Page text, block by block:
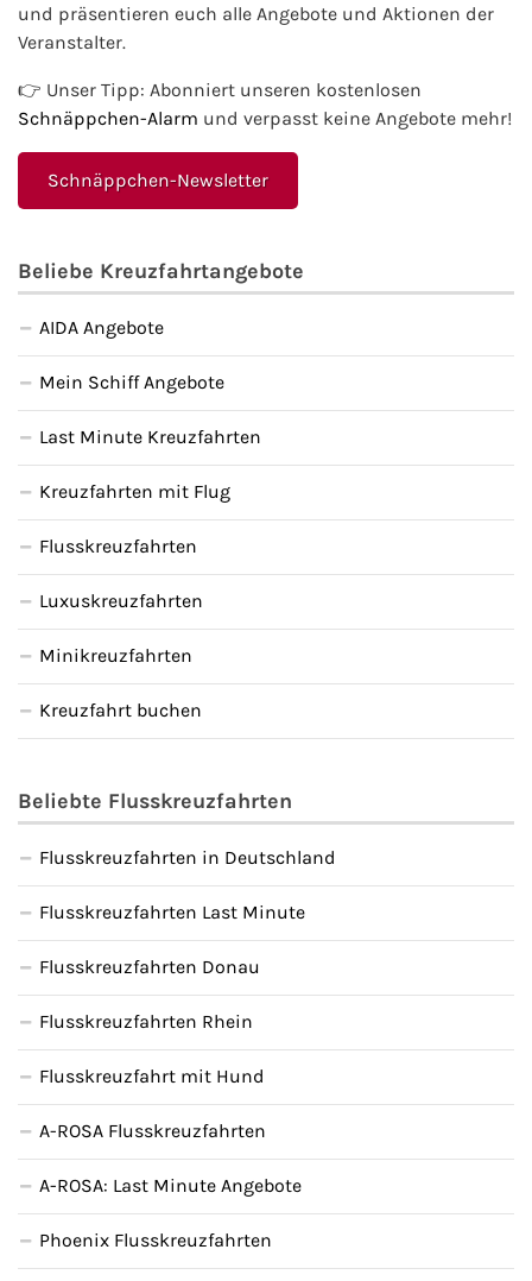
Fähre nach Norwegen
Fähre nach Finnland
Fähre nach England
Fähre nach Lettland
Wissenswertes
Kreuzfahrt-Newsletter
Kreuzfahrt-Kalender
Kreuzfahrt-Bücher
Kreuzfahrt-Quiz
Reiseversicherungen
Flug buchen
Kreuzfahrt-Themen
Kreuzfahrt buchen
und präsentieren euch alle Angebote und Aktionen der
Veranstalter.
👉 Unser Tipp: Abonniert unseren kostenlosen
Schnäppchen-Alarm und verpasst keine Angebote mehr!
Schnäppchen-Newsletter
Beliebe Kreuzfahrtangebote
AIDA Angebote
Mein Schiff Angebote
Last Minute Kreuzfahrten
Kreuzfahrten mit Flug
Flusskreuzfahrten
Luxuskreuzfahrten
Minikreuzfahrten
Kreuzfahrt buchen
Beliebte Flusskreuzfahrten
Flusskreuzfahrten in Deutschland
Flusskreuzfahrten Last Minute
Flusskreuzfahrten Donau
Flusskreuzfahrten Rhein
Flusskreuzfahrt mit Hund
A-ROSA Flusskreuzfahrten
A-ROSA: Last Minute Angebote
Phoenix Flusskreuzfahrten